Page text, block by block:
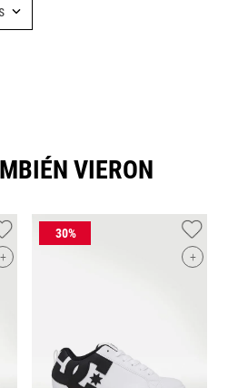
1 a 5 estrellas
VIERON
+
+